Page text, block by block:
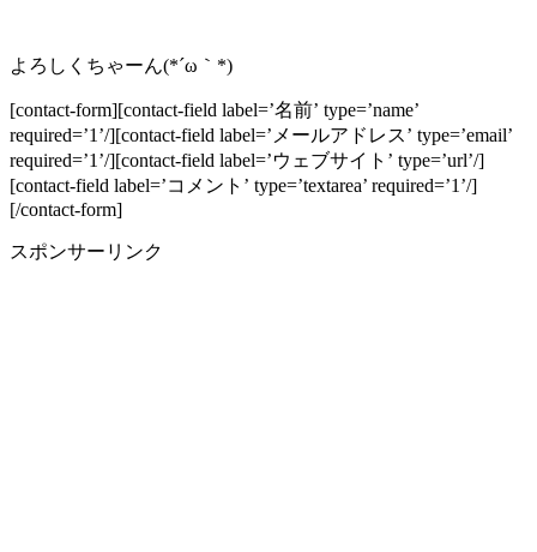
よろしくちゃーん(*´ω｀*)
[contact-form][contact-field label=’名前’ type=’name’
required=’1’/][contact-field label=’メールアドレス’ type=’email’
required=’1’/][contact-field label=’ウェブサイト’ type=’url’/]
[contact-field label=’コメント’ type=’textarea’ required=’1’/]
[/contact-form]
スポンサーリンク